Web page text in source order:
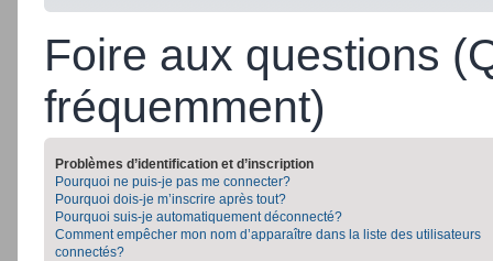
Foire aux questions
fréquemment)
Problèmes d’identification et d’inscription
Pourquoi ne puis-je pas me connecter?
Pourquoi dois-je m’inscrire après tout?
Pourquoi suis-je automatiquement déconnecté?
Comment empêcher mon nom d’apparaître dans la liste des utilisateurs
connectés?